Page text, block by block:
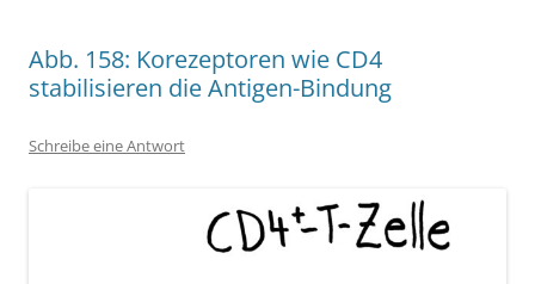
Abb. 158: Korezeptoren wie CD4
stabilisieren die Antigen-Bindung
Schreibe eine Antwort